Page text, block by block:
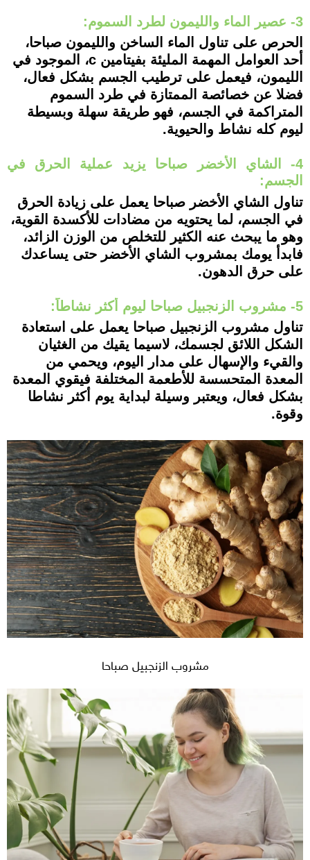
3- عصير الماء والليمون لطرد السموم:
الحرص على تناول الماء الساخن والليمون صباحا،
أحد العوامل المهمة المليئة بفيتامين c، الموجود في
الليمون، فيعمل على ترطيب الجسم بشكل فعال،
فضلا عن خصائصة الممتازة في طرد السموم
المتراكمة في الجسم، فهو طريقة سهلة وبسيطة
ليوم كله نشاط والحيوية.
4- الشاي الأخضر صباحا يزيد عملية الحرق في
الجسم:
تناول الشاي الأخضر صباحا يعمل على زيادة الحرق
في الجسم، لما يحتويه من مضادات للأكسدة القوية،
وهو ما يبحث عنه الكثير للتخلص من الوزن الزائد،
فابدأ يومك بمشروب الشاي الأخضر حتى يساعدك
على حرق الدهون.
5- مشروب الزنجبيل صباحا ليوم أكثر نشاطاً:
تناول مشروب الزنجبيل صباحا يعمل على استعادة
الشكل اللائق لجسمك، لاسيما يقيك من الغثيان
والقيء والإسهال على مدار اليوم، ويحمي من
المعدة المتحسسة للأطعمة المختلفة فيقوي المعدة
بشكل فعال، ويعتبر وسيلة لبداية يوم أكثر نشاطا
وقوة.
مشروب الزنجبيل صباحا